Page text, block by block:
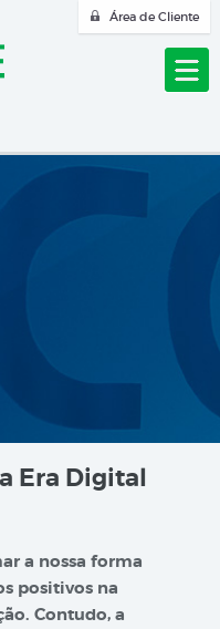
Área de Cliente
Era Digital
a nossa forma
positivos na
Contudo, a